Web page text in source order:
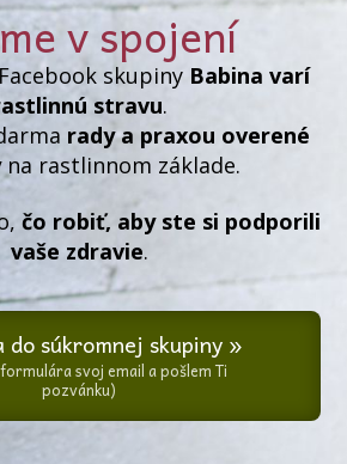
v spojení
skupiny Babina varí
stravu.
rady a praxou overené
na rastlinnom základe.
čo robiť, aby ste si podporili
vaše zdravie.
do súkromnej skupiny »
svoj email a pošlem Ti
pozvánku)